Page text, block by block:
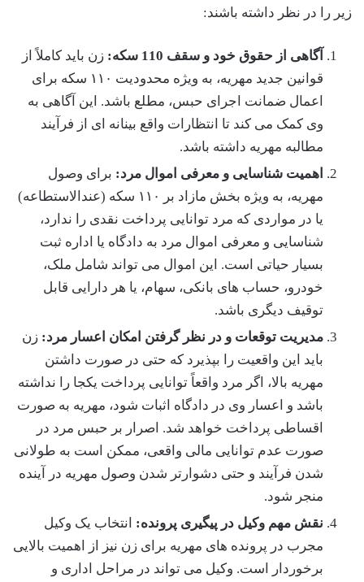
زیر را در نظر داشته باشند:
آگاهی از حقوق خود و سقف 110 سکه:
زن باید کاملاً از
قوانین جدید مهریه، به ویژه محدودیت ۱۱۰ سکه برای
اعمال ضمانت اجرای حبس، مطلع باشد. این آگاهی به
وی کمک می کند تا انتظارات واقع بینانه ای از فرآیند
مطالبه مهریه داشته باشد.
اهمیت شناسایی و معرفی اموال مرد: برای وصول
مهریه، به ویژه بخش مازاد بر ۱۱۰ سکه (عندالاستطاعه)
یا در مواردی که مرد توانایی پرداخت نقدی را ندارد،
شناسایی و معرفی اموال مرد به دادگاه یا اداره ثبت
بسیار حیاتی است. این اموال می تواند شامل ملک،
خودرو، حساب های بانکی، سهام، یا هر دارایی قابل
توقیف دیگری باشد.
مدیریت توقعات و در نظر گرفتن امکان اعسار مرد: زن
باید این واقعیت را بپذیرد که حتی در صورت داشتن
مهریه بالا، اگر مرد واقعاً توانایی پرداخت یکجا را نداشته
باشد و اعسار وی در دادگاه اثبات شود، مهریه به صورت
اقساطی پرداخت خواهد شد. اصرار بر حبس مرد در
صورت عدم توانایی مالی واقعی، ممکن است به طولانی
شدن فرآیند و حتی دشوارتر شدن وصول مهریه در آینده
منجر شود.
نقش مهم وکیل در پیگیری پرونده: انتخاب یک وکیل
مجرب در پرونده های مهریه برای زن نیز از اهمیت بالایی
برخوردار است. وکیل می تواند در مراحل اداری و